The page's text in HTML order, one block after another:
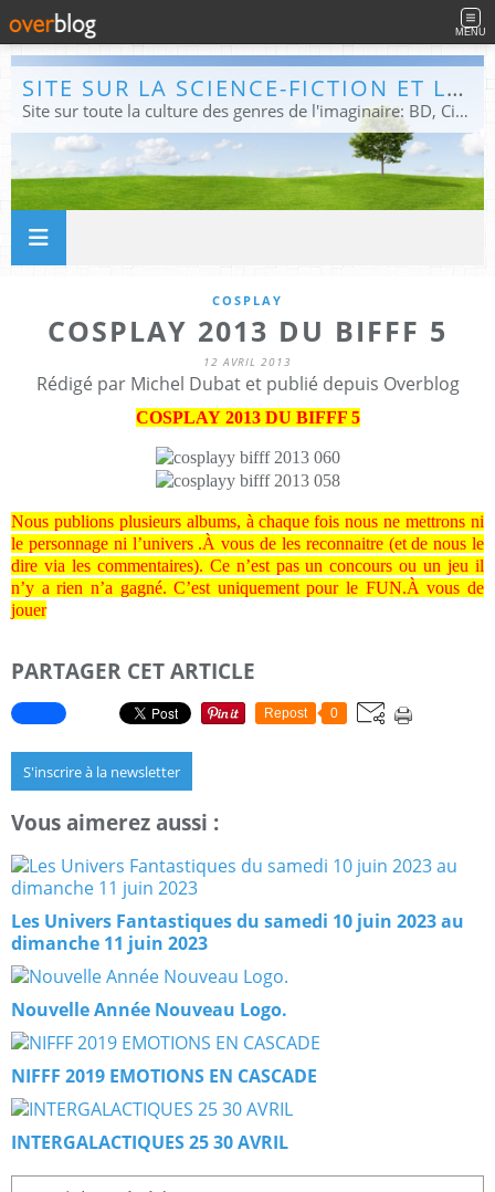
MENU
SITE SUR LA SCIENCE-FICTION ET LE FANTASTIQUE
Site sur toute la culture des genres de l'imaginaire: BD, Cinéma, Livre, Jeux, Théâtre. Présent dans les principaux festivals de film fantastique e de science-fiction, salons et conventions.
COSPLAY
COSPLAY 2013 DU BIFFF 5
12 AVRIL 2013
Rédigé par Michel Dubat et publié depuis Overblog
COSPLAY 2013 DU BIFFF 5
Nous publions plusieurs albums, à chaque fois nous ne mettrons ni
le personnage ni l’univers .À vous de les reconnaitre (et de nous le
dire via les commentaires). Ce n’est pas un concours ou un jeu il
n’y a rien n’a gagné. C’est uniquement pour le FUN.À vous de
jouer
PARTAGER CET ARTICLE
Repost 0
S'inscrire à la newsletter
Vous aimerez aussi :
Les Univers Fantastiques du samedi 10 juin 2023 au
dimanche 11 juin 2023
Nouvelle Année Nouveau Logo.
NIFFF 2019 EMOTIONS EN CASCADE
INTERGALACTIQUES 25 30 AVRIL